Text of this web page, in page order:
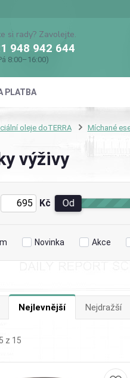
PLATBA
si rady? Zavolejte.
948 942 644
8:00–16:00)
oleje doTERRA Míchané
výživy
Kč Od
Novinka Akce
Nejlevnější Nejdražší
z 15